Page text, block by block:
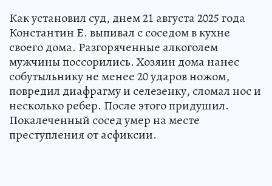
Как установил суд, днем 21 августа 2025 года
Константин Е. выпивал с соседом в кухне
своего дома. Разгоряченные алкоголем
мужчины поссорились. Хозяин дома нанес
собутыльнику не менее 20 ударов ножом,
повредил диафрагму и селезенку, сломал нос и
несколько ребер. После этого придушил.
Покалеченный сосед умер на месте
преступления от асфиксии.